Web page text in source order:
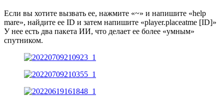
Если вы хотите вызвать ее, нажмите «~» и напишите «help
mare», найдите ее ID и затем напишите «player.placeatme [ID]»
У нее есть два пакета ИИ, что делает ее более «умным»
спутником.